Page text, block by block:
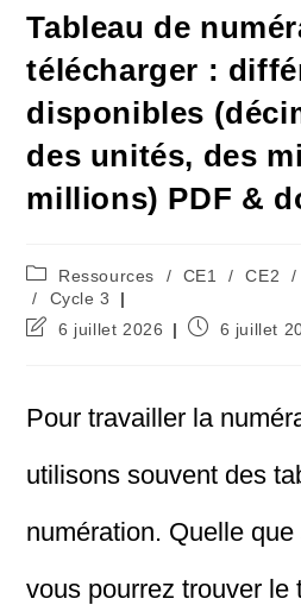
Tableau de
télécharger :
disponibles
des unités, des
millions) PDF &
Post
category:
Ressources / CE1 / CE2 /
/
Cycle 3
Dernière
publication :
6 juillet 2026
Publication
6 juillet
Pour travailler la
utilisons souvent des
numération. Quelle
vous pourrez trouver le